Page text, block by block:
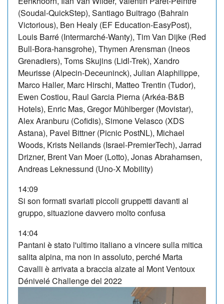
(Soudal-QuickStep), Santiago Buitrago (Bahrain
Victorious), Ben Healy (EF Education-EasyPost),
Louis Barré (Intermarché-Wanty), Tim Van Dijke (Red
Bull-Bora-hansgrohe), Thymen Arensman (Ineos
Grenadiers), Toms Skujins (Lidl-Trek), Xandro
Meurisse (Alpecin-Deceuninck), Julian Alaphilippe,
Marco Haller, Marc Hirschi, Matteo Trentin (Tudor),
Ewen Costiou, Raul Garcia Pierna (Arkéa-B&B
Hotels), Enric Mas, Gregor Mühlberger (Movistar),
Alex Aranburu (Cofidis), Simone Velasco (XDS
Astana), Pavel Bittner (Picnic PostNL), Michael
Woods, Krists Neilands (Israel-PremierTech), Jarrad
Drizner, Brent Van Moer (Lotto), Jonas Abrahamsen,
Andreas Leknessund (Uno-X Mobility)
14:09
Si son formati svariati piccoli gruppetti davanti al
gruppo, situazione davvero molto confusa
14:04
Pantani è stato l'ultimo italiano a vincere sulla mitica
salita alpina, ma non in assoluto, perché Marta
Cavalli è arrivata a braccia alzate al Mont Ventoux
Dénivelé Challenge del 2022